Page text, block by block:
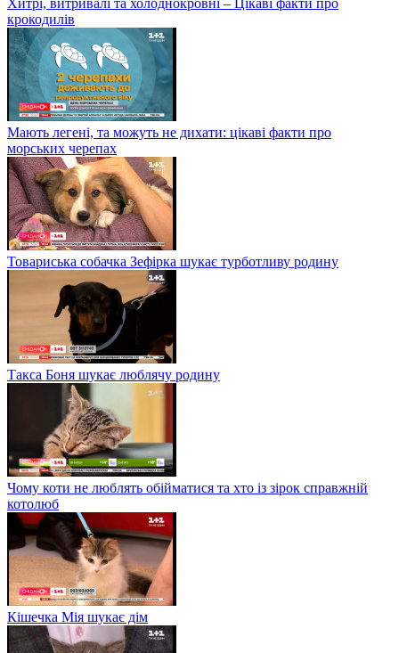
крокодилів
Мають легені, та можуть не дихати: цікаві факти про
морських черепах
Товариська собачка Зефірка шукає турботливу родину
Такса Боня шукає люблячу родину
Чому коти не люблять обійматися та хто із зірок справжній
котолюб
Кішечка Мія шукає дім